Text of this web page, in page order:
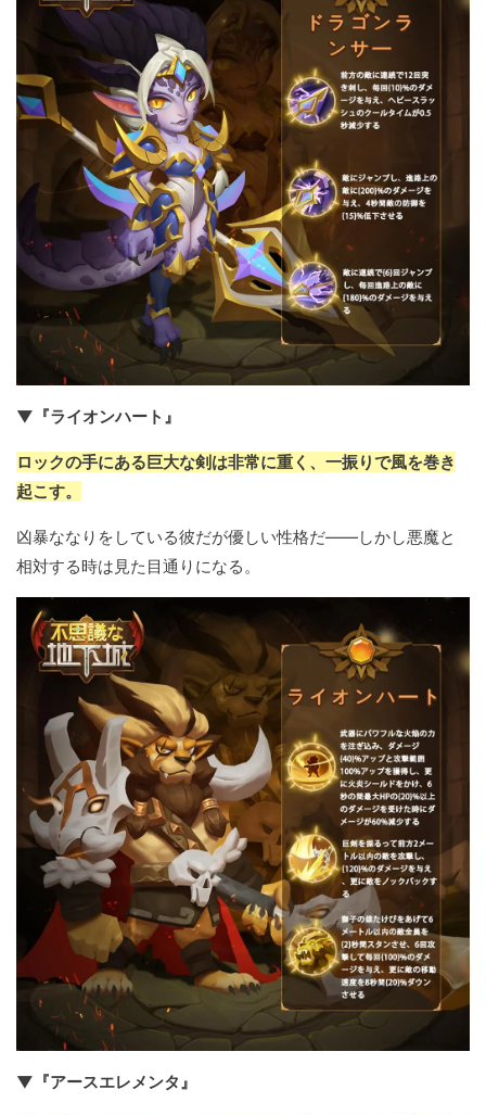
▼『ライオンハート』
ロックの手にある巨大な剣は非常に重く、一振りで風を巻き
起こす。
凶暴ななりをしている彼だが優しい性格だ——しかし悪魔と
相対する時は見た目通りになる。
▼『アースエレメンタ』